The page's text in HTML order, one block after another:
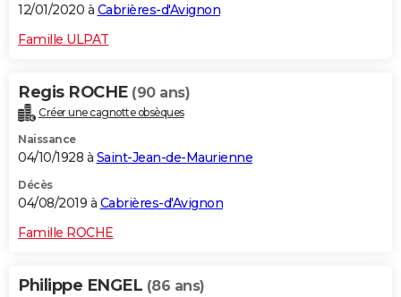
12/01/2020 à Cabrières-d'Avignon
Famille ULPAT
Regis ROCHE (90 ans)
Créer une cagnotte obsèques
Naissance
04/10/1928 à Saint-Jean-de-Maurienne
Décès
04/08/2019 à Cabrières-d'Avignon
Famille ROCHE
Philippe ENGEL (86 ans)